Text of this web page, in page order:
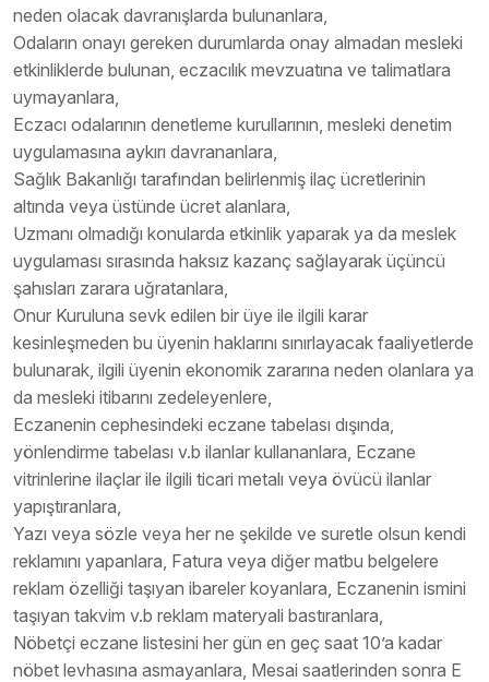
neden olacak davranışlarda bulunanlara,
Odaların onayı gereken durumlarda onay almadan mesleki
etkinliklerde bulunan, eczacılık mevzuatına ve talimatlara
uymayanlara,
Eczacı odalarının denetleme kurullarının, mesleki denetim
uygulamasına aykırı davrananlara,
Sağlık Bakanlığı tarafından belirlenmiş ilaç ücretlerinin
altında veya üstünde ücret alanlara,
Uzmanı olmadığı konularda etkinlik yaparak ya da meslek
uygulaması sırasında haksız kazanç sağlayarak üçüncü
şahısları zarara uğratanlara,
Onur Kuruluna sevk edilen bir üye ile ilgili karar
kesinleşmeden bu üyenin haklarını sınırlayacak faaliyetlerde
bulunarak, ilgili üyenin ekonomik zararına neden olanlara ya
da mesleki itibarını zedeleyenlere,
Eczanenin cephesindeki eczane tabelası dışında,
yönlendirme tabelası v.b ilanlar kullananlara, Eczane
vitrinlerine ilaçlar ile ilgili ticari metalı veya övücü ilanlar
yapıştıranlara,
Yazı veya sözle veya her ne şekilde ve suretle olsun kendi
reklamını yapanlara, Fatura veya diğer matbu belgelere
reklam özelliği taşıyan ibareler koyanlara, Eczanenin ismini
taşıyan takvim v.b reklam materyali bastıranlara,
Nöbetçi eczane listesini her gün en geç saat 10’a kadar
nöbet levhasına asmayanlara, Mesai saatlerinden sonra E